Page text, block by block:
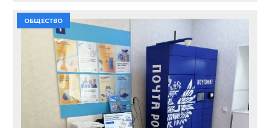
ОБЩЕСТВО